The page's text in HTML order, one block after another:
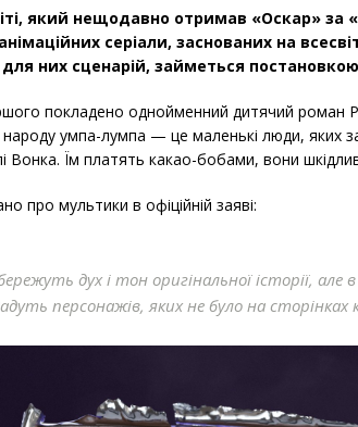
який нещодавно отримав «Оскар»
серіали, заснованих на
них сценарій, займеться
покладено однойменний дитячий роман
умпа-лумпа — це маленькі люди, яких
Вонка. Їм платять какао-бобами, вони
про мультики в офіційній заяві:
дух і тон оригінальної історії,
персонажів, яких не було на сторінках